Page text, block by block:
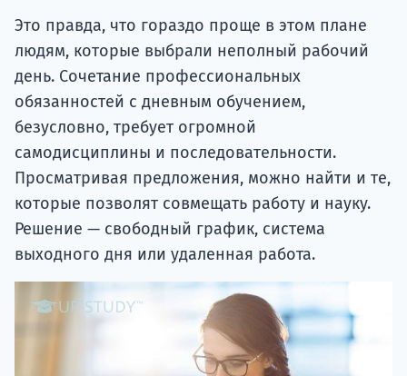
Это правда, что гораздо проще в этом плане
людям, которые выбрали неполный рабочий
день. Сочетание профессиональных
обязанностей с дневным обучением,
безусловно, требует огромной
самодисциплины и последовательности.
Просматривая предложения, можно найти и те,
которые позволят совмещать работу и науку.
Решение — свободный график, система
выходного дня или удаленная работа.